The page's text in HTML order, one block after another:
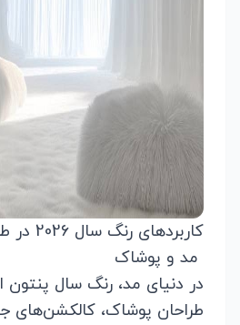
کاربردهای رنگ سال 2026 در طراحی و زندگی
مد و پوشاک
در دنیای مد، رنگ سال
طراحان پوشاک، کالکشن‌های